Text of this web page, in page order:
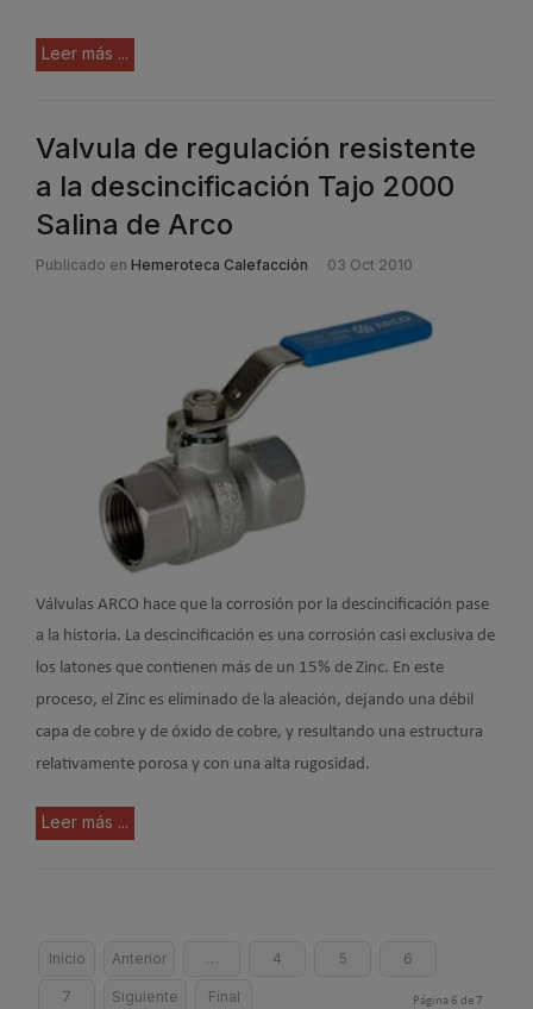
Leer más ...
Valvula de regulación resistente
a la descincificación Tajo 2000
Salina de Arco
Publicado en Hemeroteca Calefacción 03 Oct 2010
Válvulas ARCO hace que la corrosión por la descincificación pase
a la historia. La descincificación es una corrosión casi exclusiva de
los latones que contienen más de un 15% de Zinc. En este
proceso, el Zinc es eliminado de la aleación, dejando una débil
capa de cobre y de óxido de cobre, y resultando una estructura
relativamente porosa y con una alta rugosidad.
Leer más ...
Inicio Anterior … 4 5 6
7 Siguiente Final Página 6 de 7